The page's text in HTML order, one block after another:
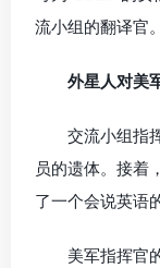
流小组的翻译官。
外星人对美
交流小组指
员的遗体。接着
了一个会说英语
美军指挥官